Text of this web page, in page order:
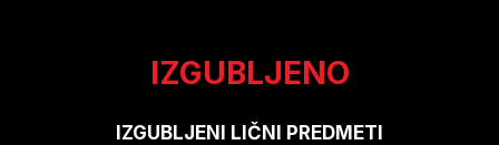
IZGUBLJENO
IZGUBLJENI LIČNI PREDMETI